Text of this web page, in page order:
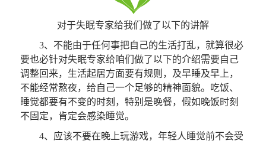
对于失眠专家给我们做了以下的讲解
3、不能由于任何事把自己的生活打乱，就算很必
要也必针对失眠专家给咱们做了以下的介绍需要自己
调整回来，生活起居方面要有规则，及早睡及早上，
不能经常熬夜，给自己一个足够的精神面貌。吃饭、
睡觉都要有不变的时刻，特别是晚餐，假如晚饭时刻
不固定，肯定会感染睡觉。
4、应该不要在晚上玩游戏，年轻人睡觉前不会受